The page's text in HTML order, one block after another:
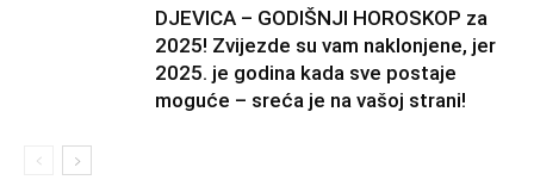
DJEVICA – GODIŠNJI HOROSKOP za
2025! Zvijezde su vam naklonjene, jer
2025. je godina kada sve postaje
moguće – sreća je na vašoj strani!